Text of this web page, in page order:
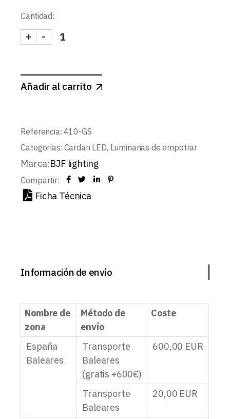
Cantidad:
CARDAN LED ORIENT. 1 LUZ GU5.3 GRIS-
-
+
Añadir al carrito
Referencia: 410-GS
Categorías: Cardan LED, Luminarias de empotrar
Marca:BJF lighting
Compartir:
Ficha Técnica
Información de envío
Nombre de
zona
Método de
envío
Coste
España
Baleares
Transporte
Baleares
(gratis +600€)
600,00 EUR
Transporte
Baleares
20,00 EUR